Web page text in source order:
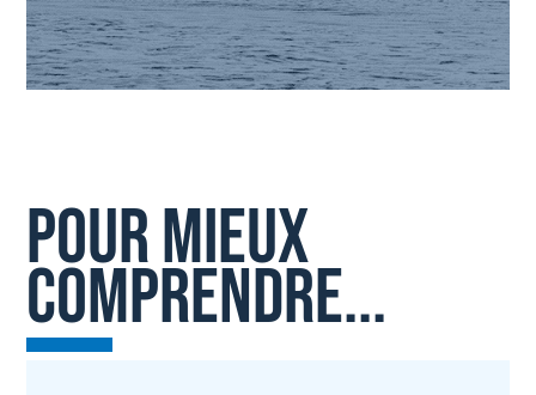
POUR MIEUX
COMPRENDRE...